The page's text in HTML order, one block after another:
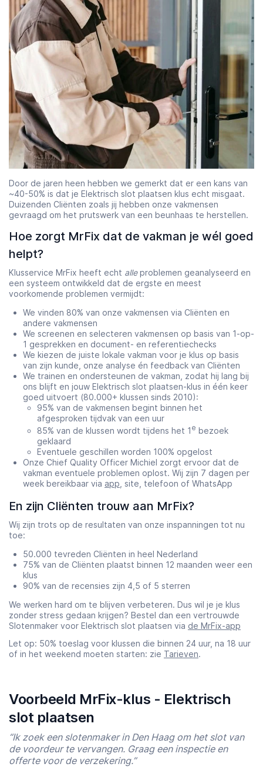
Door de jaren heen hebben we gemerkt dat er een kans van
~40-50% is dat je Elektrisch slot plaatsen klus echt misgaat.
Duizenden Cliënten zoals jij hebben onze vakmensen
gevraagd om het prutswerk van een beunhaas te herstellen.
Hoe zorgt MrFix dat de vakman je wél goed
helpt?
Klusservice MrFix heeft echt alleproblemen geanalyseerd en
een systeem ontwikkeld dat de ergste en meest
voorkomende problemen vermijdt:
We vinden 80% van onze vakmensen via Cliënten en
andere vakmensen
We screenen en selecteren vakmensen op basis van 1-op-
1 gesprekken en document- en referentiechecks
We kiezen de juiste lokale vakman voor je klus op basis
van zijn kunde, onze analyse én feedback van Cliënten
We trainen en ondersteunen de vakman, zodat hij lang bij
ons blijft en jouw Elektrisch slot plaatsen-klus in één keer
goed uitvoert (80.000+ klussen sinds 2010):
95% van de vakmensen begint binnen het
afgesproken tijdvak van een uur
85% van de klussen wordt tijdens het 1 e bezoek
geklaard
Eventuele geschillen worden 100% opgelost
Onze Chief Quality Officer Michiel zorgt ervoor dat de
vakman eventuele problemen oplost. Wij zijn 7 dagen per
week bereikbaar via app , site, telefoon of WhatsApp
En zijn Cliënten trouw aan MrFix?
Wij zijn trots op de resultaten van onze inspanningen tot nu
toe:
50.000 tevreden Cliënten in heel Nederland
75% van de Cliënten plaatst binnen 12 maanden weer een
klus
90% van de recensies zijn 4,5 of 5 sterren
We werken hard om te blijven verbeteren. Dus wil je je klus
zonder stress gedaan krijgen? Bestel dan een vertrouwde
Slotenmaker voor Elektrisch slot plaatsen via de MrFix-app
Let op: 50% toeslag voor klussen die binnen 24 uur, na 18 uur
of in het weekend moeten starten: zie Tarieven.
Voorbeeld MrFix-klus - Elektrisch
slot plaatsen
“Ik zoek een slotenmaker in Den Haag om het slot van
de voordeur te vervangen. Graag een inspectie en
offerte voor de verzekering.”